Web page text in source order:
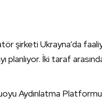
şirketi Ukrayna’da
planlıyor. İki taraf
Aydınlatma Platformu